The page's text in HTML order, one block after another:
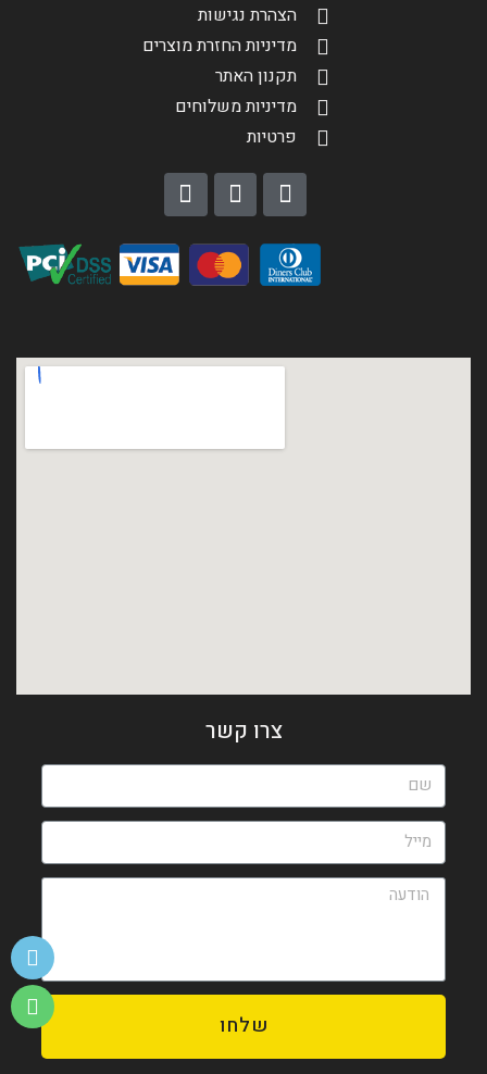
הצהרת נגישות
מדיניות החזרת מוצרים
תקנון האתר
מדיניות משלוחים
פרטיות
צרו קשר
שלחו